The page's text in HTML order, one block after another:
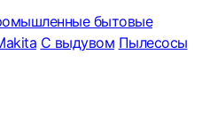
бытовые
С выдувом Пылесосы